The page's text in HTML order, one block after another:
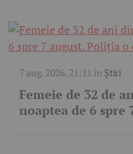
7 aug. 2026, 21:11 în Știri
Femeie de 32 de
noaptea de 6 spre